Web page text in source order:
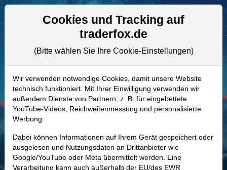
Aktien- und Artikelsuche
A0HL4V | UAA–Under Armour
(Class A) Aktie
Realtime-Aktienkurs:
- - -
-
Marktkapitalisierung 2,57 Mrd. USD
Cookies und Tracking auf
traderfox.de
(Bitte wählen Sie Ihre Cookie-Einstellungen)
Wir verwenden notwendige Cookies, damit unsere Website
technisch funktioniert. Mit Ihrer Einwilligung verwenden wir
außerdem Dienste von Partnern, z. B. für eingebettete
YouTube-Videos, Reichweitenmessung und personalisierte
Werbung.
Dabei können Informationen auf Ihrem Gerät gespeichert oder
ausgelesen und Nutzungsdaten an Drittanbieter wie
Google/YouTube oder Meta übermittelt werden. Eine
Verarbeitung kann auch außerhalb der EU/des EWR